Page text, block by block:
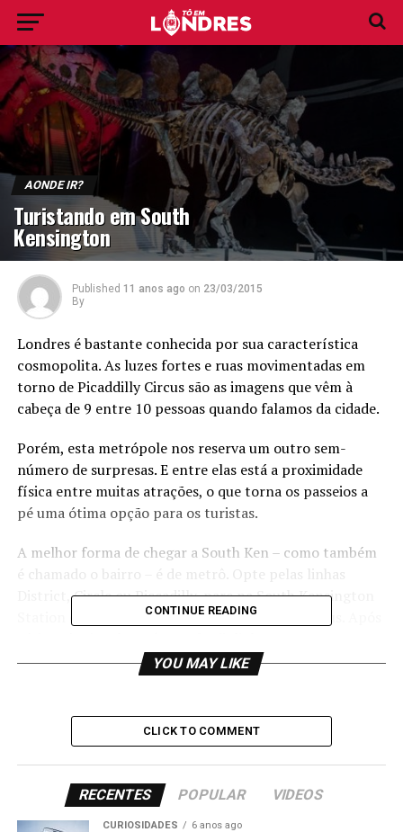
AONDE IR?
Turistando em South
Kensington
Published 11 anos ago on 23/03/2015
By
Londres é bastante conhecida por sua característica
cosmopolita. As luzes fortes e ruas movimentadas em
torno de Picaddilly Circus são as imagens que vêm à
cabeça de 9 entre 10 pessoas quando falamos da cidade.
Porém, esta metrópole nos reserva um outro sem-
número de surpresas. E entre elas está a proximidade
física entre muitas atrações, o que torna os passeios a
pé uma ótima opção para os turistas.
A melhor forma de chegar a South Ken – como também
é chamado o bairro – é de metrô. Opte pelas linhas
District, Circle ou Piccadilly, pare na South Kensington
Station e siga as placas com os nomes dos museus. Após
alguns músicos alternativos, voilà! Você estará na
O nome da rua já dá pistas sobre nosso destino:
1ª parada – Natural History Museum
CONTINUE READING
YOU MAY LIKE
CLICK TO COMMENT
RECENTES POPULAR VIDEOS
CURIOSIDADES 6 anos ago